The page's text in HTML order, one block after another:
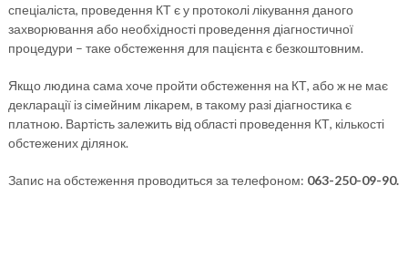
спеціаліста, проведення КТ є у протоколі лікування даного
захворювання або необхідності проведення діагностичної
процедури – таке обстеження для пацієнта є безкоштовним.
Якщо людина сама хоче пройти обстеження на КТ, або ж не має
декларації із сімейним лікарем, в такому разі діагностика є
платною. Вартість залежить від області проведення КТ, кількості
обстежених ділянок.
Запис на обстеження проводиться за телефоном: 063-250-09-90.